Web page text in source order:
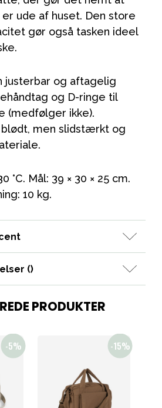
ude af huset. Den store
gør også tasken ideel
justerbar og aftagelig
og D-ringe til
(medfølger ikke).
men slidstærkt og
°C. Mål: 39 × 30 × 25 cm.
10 kg.
()
PRODUKTER